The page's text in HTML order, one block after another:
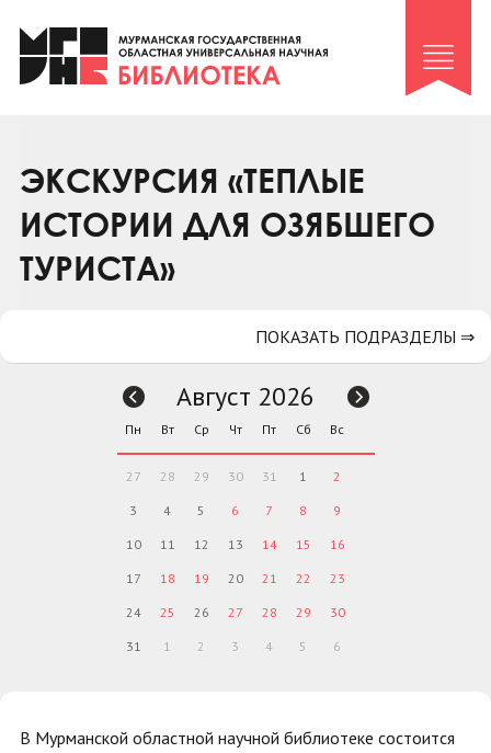
Клуб «Гиря и сельдерей»
Клуб «Семейный архив»
Коллегам
Контакты
ЭКСКУРСИЯ «ТЕПЛЫЕ
ИСТОРИИ ДЛЯ ОЗЯБШЕГО
ТУРИСТА»
В Мурманской областной научной библиотеке состоится
ПОКАЗАТЬ ПОДРАЗДЕЛЫ ⇒
Август 2026
Пн Вт Ср Чт Пт Сб Вс
27 28 29 30 31 1 2
3 4 5 6 7 8 9
10 11 12 13 14 15 16
17 18 19 20 21 22 23
24 25 26 27 28 29 30
31 1 2 3 4 5 6